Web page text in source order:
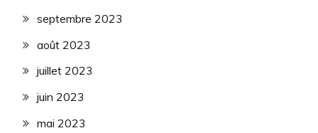
septembre 2023
août 2023
juillet 2023
juin 2023
mai 2023